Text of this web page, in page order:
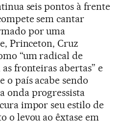
seis pontos à frente
sem cantar
por uma
Princeton, Cruz
“um radical de
fronteiras abertas” e
o país acabe sendo
onda progressista
impor seu estilo de
o levou ao êxtase em